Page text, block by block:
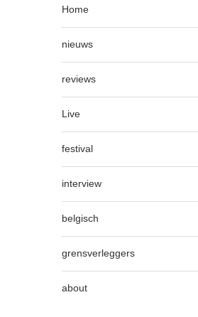
Home
nieuws
reviews
Live
festival
interview
belgisch
grensverleggers
about